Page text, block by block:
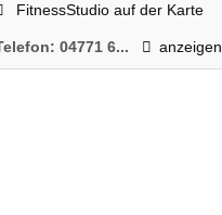
FitnessStudio auf der Karte
04771 6... anzeigen